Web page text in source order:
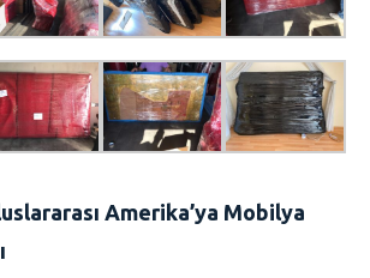
Amerika’ya Mobilya